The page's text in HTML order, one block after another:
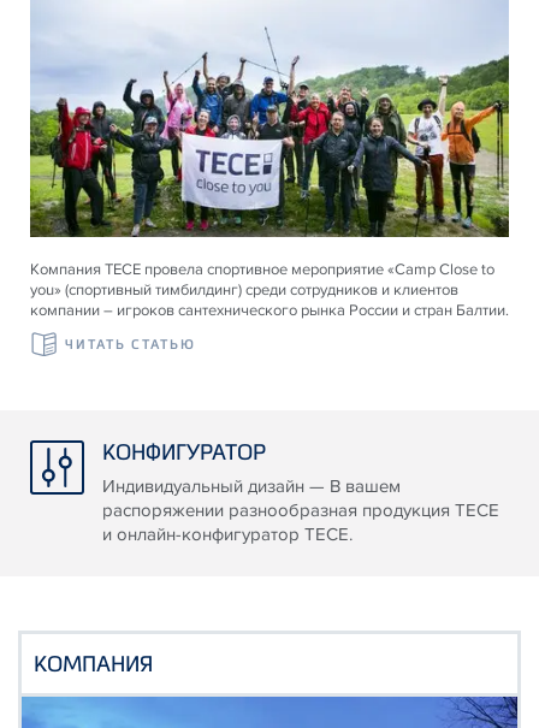
Компания ТЕСЕ провела спортивное мероприятие «Camp Close to
you» (спортивный тимбилдинг) среди сотрудников и клиентов
компании – игроков сантехнического рынка России и стран Балтии.
ЧИТАТЬ СТАТЬЮ
КОНФИГУРАТОР
Индивидуальный дизайн — В вашем
распоряжении разнообразная продукция TECE
и онлайн-конфигуратор TECE.
КОМПАНИЯ